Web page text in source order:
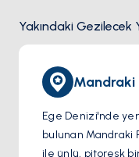
Yakındaki Gezilecek
Mandraki
Ege Denizi'nde
bulunan Mandraki
ile ünlü, pitoresk